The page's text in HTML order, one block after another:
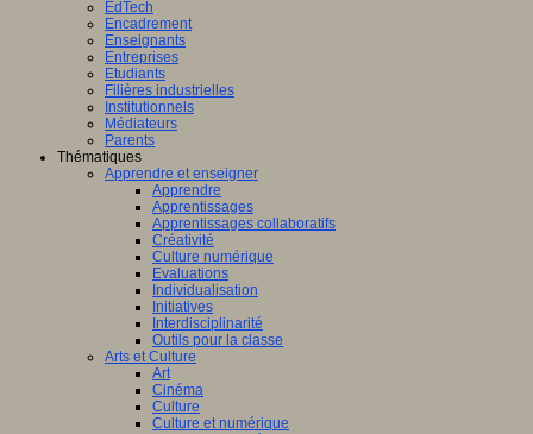
EdTech
Encadrement
Enseignants
Entreprises
Etudiants
Filières industrielles
Institutionnels
Médiateurs
Parents
Thématiques
Apprendre et enseigner
Apprendre
Apprentissages
Apprentissages collaboratifs
Créativité
Culture numérique
Evaluations
Individualisation
Initiatives
Interdisciplinarité
Outils pour la classe
Arts et Culture
Art
Cinéma
Culture
Culture et numérique